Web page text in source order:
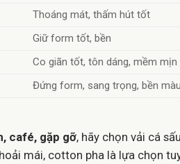
Thoáng mát, thấm hút tốt
Giữ form tốt, bền
Co giãn tốt, tôn dáng, mềm mịn
Đứng form, sang trọng, bền màu
café, gặp gỡ, hãy chọn vải cá
mái, cotton pha là lựa chọn